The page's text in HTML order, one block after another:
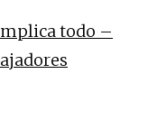
todo –